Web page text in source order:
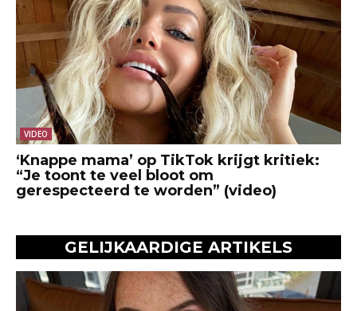
VIDEO
‘Knappe mama’ op TikTok krijgt kritiek:
“Je toont te veel bloot om
gerespecteerd te worden” (video)
GELIJKAARDIGE ARTIKELS